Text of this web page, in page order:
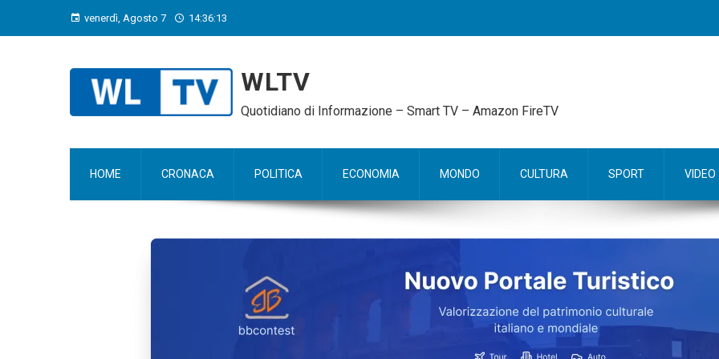
venerdì, Agosto 7 14:36:14
WLTV
Quotidiano di Informazione – Smart TV – Amazon FireTV
HOME CRONACA POLITICA ECONOMIA MONDO CULTURA SPORT VIDEO